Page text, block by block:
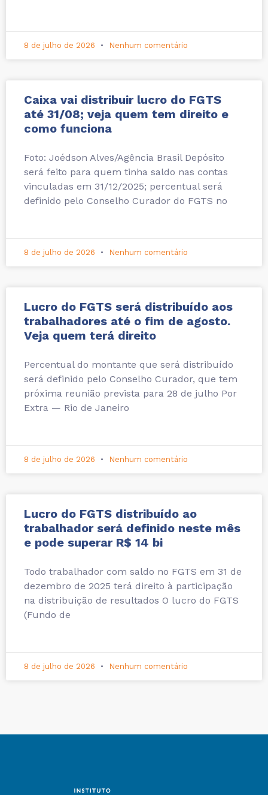
8 de julho de 2026 Nenhum comentário
Caixa vai distribuir lucro do FGTS
até 31/08; veja quem tem direito e
como funciona
Foto: Joédson Alves/Agência Brasil Depósito
será feito para quem tinha saldo nas contas
vinculadas em 31/12/2025; percentual será
definido pelo Conselho Curador do FGTS no
8 de julho de 2026 Nenhum comentário
Lucro do FGTS será distribuído aos
trabalhadores até o fim de agosto.
Veja quem terá direito
Percentual do montante que será distribuído
será definido pelo Conselho Curador, que tem
próxima reunião prevista para 28 de julho Por
Extra — Rio de Janeiro
8 de julho de 2026 Nenhum comentário
Lucro do FGTS distribuído ao
trabalhador será definido neste mês
e pode superar R$ 14 bi
Todo trabalhador com saldo no FGTS em 31 de
dezembro de 2025 terá direito à participação
na distribuição de resultados O lucro do FGTS
(Fundo de
8 de julho de 2026 Nenhum comentário